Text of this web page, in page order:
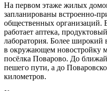
На первом этаже жилых
запланированы встроенно-
общественных организаций.
работает аптека,
лаборатория. Более
в окружающем новостройку
посёлка Поварово. До
пешего пути, а до
километров.